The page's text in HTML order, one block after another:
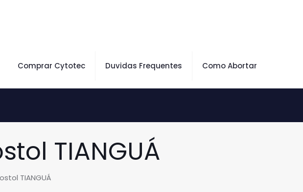
Comprar Cytotec Duvidas Frequentes Como Abortar
TIANGUÁ
TIANGUÁ